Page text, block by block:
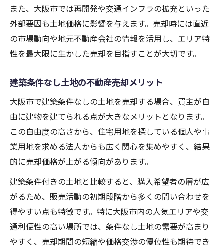
大阪市土地の立地と日当たり活用術
激安土地からわかる売却戦略
激安土地の特徴と不動産売却の難しさ
大阪市土地の激安事例に学ぶ注意点
不動産売却で激安を避けるポイント解説
土地価格が安い理由と対策のポイント
建築条件なし土地で高値売却を目指す
大阪市の土地価格動向と売り時判断
大阪市土地価格の最新動向と不動産売却
売却タイミングを見極める市場分析法
不動産売却で得する価格上昇期の活用法
大阪市土地賃貸と売却の比較ポイント
建築条件なし土地の売却好機を逃さない
また、大阪市では再開発や交通インフラの拡充といった
外部要因も土地価格に影響を与えます。売却時には直近
の市場動向や地元不動産会社の情報を活用し、エリア特
性を最大限に生かした売却を目指すことが大切です。
建築条件なし土地の不動産売却メリット
大阪市で建築条件なしの土地を売却する場合、買主が自
由に建物を建てられる点が大きなメリットとなります。
この自由度の高さから、住宅用地を探している個人や事
業用地を求める法人からも広く関心を集めやすく、結果
的に売却価格が上がる傾向があります。
建築条件付きの土地と比較すると、購入希望者の層が広
がるため、販売活動の初期段階から多くの問い合わせを
得やすい点も特徴です。特に大阪市内の人気エリアや交
通利便性の高い場所では、条件なし土地の需要が高まり
やすく、売却期間の短縮や価格交渉の優位性も期待でき